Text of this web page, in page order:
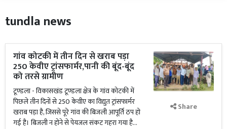
tundla news
गांव कोटकी में तीन दिन से खराब पड़ा
250 केवीए ट्रांसफार्मर,पानी की बूंद-बूंद
को तरसे ग्रामीण
टूण्डला - विकासखंड टूण्डला क्षेत्र के गांव कोटकी में
पिछले तीन दिनों से 250 केवीए का विद्युत ट्रांसफार्मर
खराब पड़ा है, जिससे पूरे गांव की बिजली आपूर्ति ठप हो
गई है। बिजली न होने से पेयजल संकट गहरा गया है...
Share